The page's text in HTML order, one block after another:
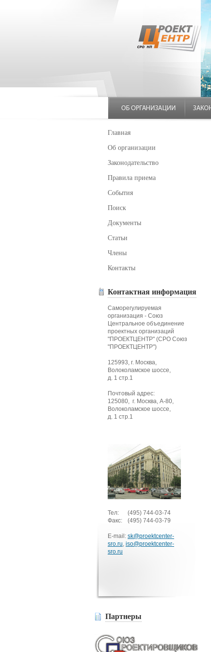
Главная
Об организации
Законодательство
Правила приема
События
Поиск
Документы
Статьи
Члены
Контакты
Контактная информация
Саморегулируемая
организация - Союз
Центральное объединение
проектных организаций
"ПРОЕКТЦЕНТР" (СРО Союз
"ПРОЕКТЦЕНТР")
125993, г. Москва,
Волоколамское шоссе,
д. 1 стр.1
Почтовый адрес:
125080, г. Москва, А-80,
Волоколамское шоссе,
д. 1 стр.1
Тел: (495) 744-03-74
Факс:
(495) 744-03-79
E-mail: sk@proektcenter-
sro.ru, iso@proektcenter-
sro.ru
Партнеры